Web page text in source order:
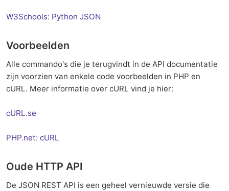
W3Schools: Python JSON
Voorbeelden
Alle commando's die je terugvindt in de API documentatie
zijn voorzien van enkele code voorbeelden in PHP en
cURL. Meer informatie over cURL vind je hier:
cURL.se
PHP.net: cURL
Oude HTTP API
De JSON REST API is een geheel vernieuwde versie die